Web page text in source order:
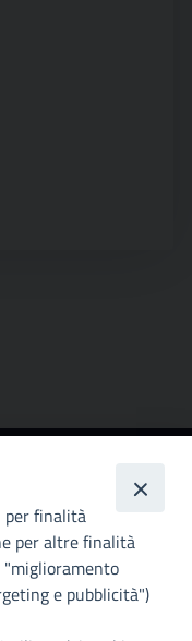
per finalità
per altre finalità
e pubblicità")